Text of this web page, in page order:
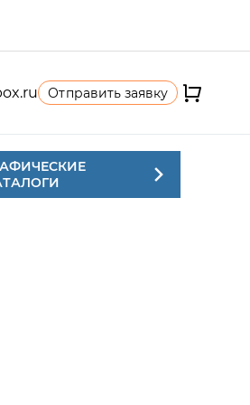
Отправить заявку